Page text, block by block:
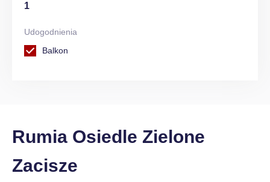
1
Udogodnienia
Balkon
Rumia Osiedle Zielone
Zacisze